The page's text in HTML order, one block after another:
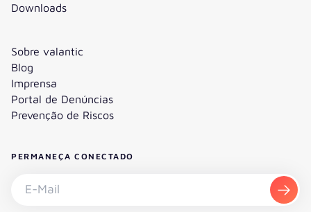
Downloads
Sobre valantic
Blog
Imprensa
Portal de Denúncias
Prevenção de Riscos
PERMANEÇA CONECTADO